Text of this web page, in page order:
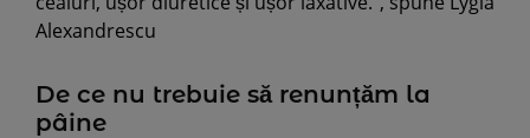
Alexandrescu
De ce nu trebuie să renunțăm la
pâine